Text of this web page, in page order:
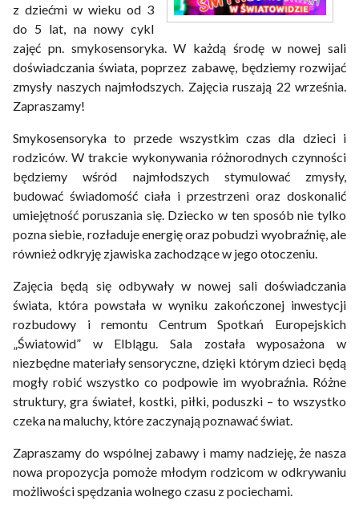
z dziećmi w wieku od 3
do 5 lat, na nowy cykl
zajęć pn. smykosensoryka. W każdą środę w nowej sali
doświadczania świata, poprzez zabawę, będziemy rozwijać
zmysły naszych najmłodszych. Zajęcia ruszają 22 września.
Zapraszamy!
Smykosensoryka to przede wszystkim czas dla dzieci i
rodziców. W trakcie wykonywania różnorodnych czynności
będziemy wśród najmłodszych stymulować zmysły,
budować świadomość ciała i przestrzeni oraz doskonalić
umiejętność poruszania się. Dziecko w ten sposób nie tylko
pozna siebie, rozładuje energię oraz pobudzi wyobraźnię, ale
również odkryję zjawiska zachodzące w jego otoczeniu.
Zajęcia będą się odbywały w nowej sali doświadczania
świata, która powstała w wyniku zakończonej inwestycji
rozbudowy i remontu Centrum Spotkań Europejskich
„Światowid” w Elblągu. Sala została wyposażona w
niezbędne materiały sensoryczne, dzięki którym dzieci będą
mogły robić wszystko co podpowie im wyobraźnia. Różne
struktury, gra świateł, kostki, piłki, poduszki – to wszystko
czeka na maluchy, które zaczynają poznawać świat.
Zapraszamy do wspólnej zabawy i mamy nadzieję, że nasza
nowa propozycja pomoże młodym rodzicom w odkrywaniu
możliwości spędzania wolnego czasu z pociechami.